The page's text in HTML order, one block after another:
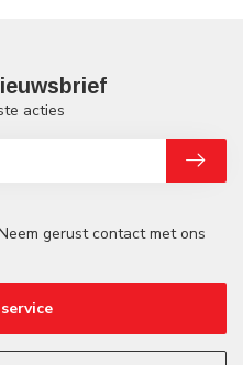
gerust contact met ons
acties